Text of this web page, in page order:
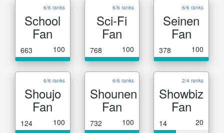
6/6 ranks
School
Fan
663 100
6/6 ranks
Sci-Fi
Fan
768 100
6/6 ranks
Seinen
Fan
378 100
6/6 ranks
Shoujo
Fan
124 100
6/6 ranks
Shounen
Fan
732 100
2/4 ranks
Showbiz
Fan
14 20